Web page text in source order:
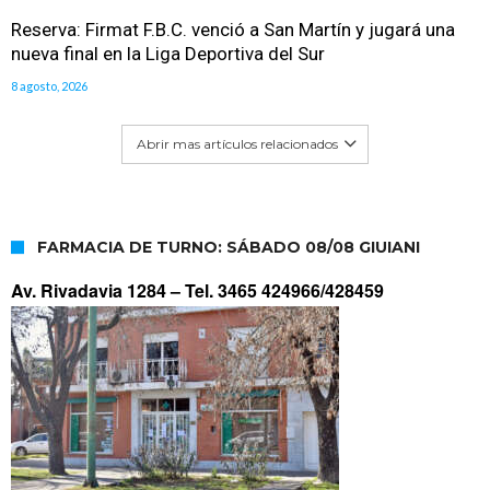
Reserva: Firmat F.B.C. venció a San Martín y jugará una
nueva final en la Liga Deportiva del Sur
8 agosto, 2026
Abrir mas artículos relacionados
FARMACIA DE TURNO: SÁBADO 08/08 GIUIANI
Av. Rivadavia 1284 –Tel. 3465 424966/428459